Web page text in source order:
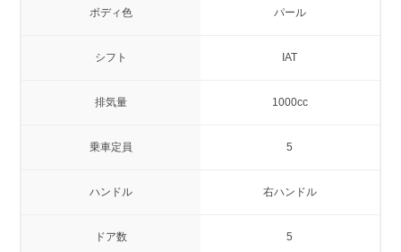
ボディ色 パール
シフト IAT
排気量 1000cc
乗車定員 5
ハンドル 右ハンドル
ドア数 5